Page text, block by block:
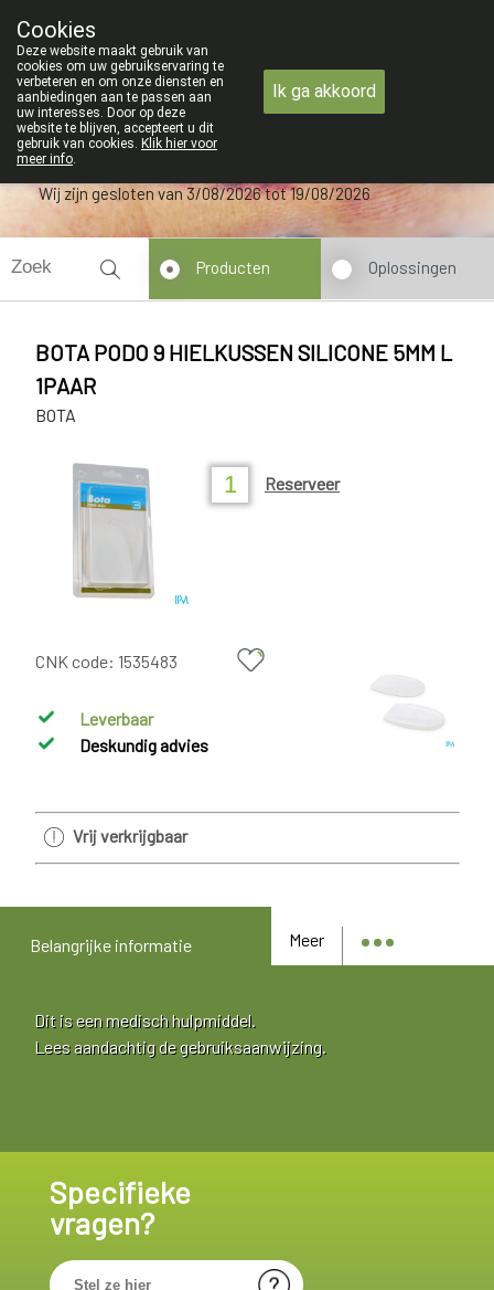
09 228 32 36
Wij zijn gesloten van 3/08/2026 tot 19/08/2026
Producten Oplossingen
BOTA PODO 9 HIELKUSSEN SILICONE 5MM L
1PAAR
BOTA
Reserveer
CNK code: 1535483
Leverbaar
Deskundig advies
Vrij verkrijgbaar
Meer
Belangrijke informatie
Dit is een medisch hulpmiddel.
Lees aandachtig de gebruiksaanwijzing.
Specifieke
vragen?
Cookies
Deze website maakt gebruik van
cookies om uw gebruikservaring te
verbeteren en om onze diensten en
aanbiedingen aan te passen aan
uw interesses. Door op deze
website te blijven, accepteert u dit
gebruik van cookies. Klik hier voor
meer info.
Ik ga akkoord